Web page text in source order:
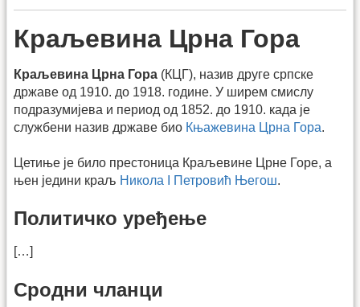
Краљевина Црна Гора
Краљевина Црна Гора (КЦГ), назив друге српске
државе од 1910. до 1918. године. У ширем смислу
подразумијева и период од 1852. до 1910. када је
службени назив државе био Књажевина Црна Гора.
Цетиње је било престоница Краљевине Црне Горе, а
њен једини краљ Никола I Петровић Његош.
Политичко уређење
[…]
Сродни чланци